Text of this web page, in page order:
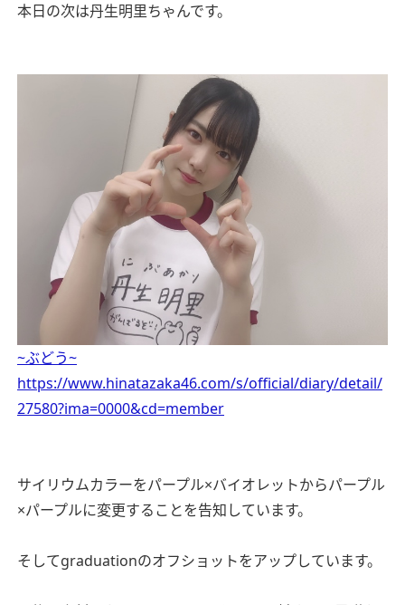
本日の次は丹生明里ちゃんです。
~ぶどう~
https://www.hinatazaka46.com/s/official/diary/detail/
27580?ima=0000&cd=member
サイリウムカラーをパープル×バイオレットからパープル
×パープルに変更することを告知しています。
そしてgraduationのオフショットをアップしています。